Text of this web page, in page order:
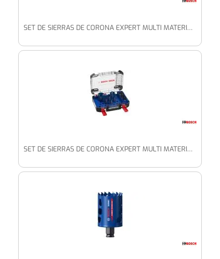
SET DE SIERRAS DE CORONA EXPERT MULTI MATERIAL DE 20/22/25/32/35/40/44/51/60/64/76 MM, 14 UDS.
SET DE SIERRAS DE CORONA EXPERT MULTI MATERIAL DE 22/25/35/40/51/68 MM, 9 UDS.